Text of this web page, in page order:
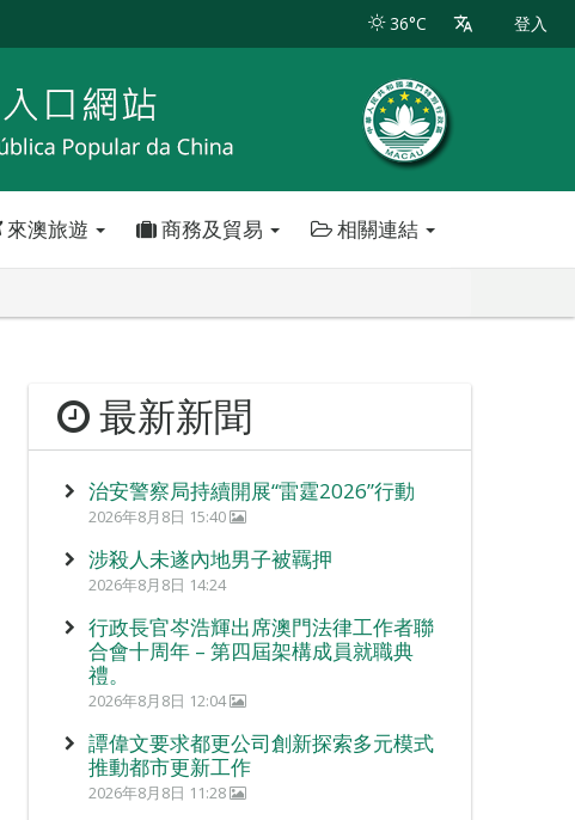
36°C 登入
來澳旅遊 商務及貿易 相關連結
最新新聞
治安警察局持續開展“雷霆2026”行動
2026年8月8日 15:40
涉殺人未遂內地男子被羈押
2026年8月8日 14:24
行政長官岑浩輝出席澳門法律工作者聯
合會十周年 – 第四屆架構成員就職典
禮。
2026年8月8日 12:04
譚偉文要求都更公司創新探索多元模式
推動都市更新工作
2026年8月8日 11:28